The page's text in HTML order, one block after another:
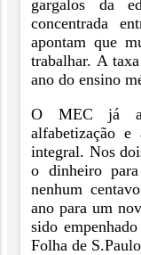
gargalos da
concentrada
apontam que
trabalhar. A
ano do ensino
O MEC já
alfabetização e
integral. Nos
o dinheiro
nenhum
ano para um
sido
Folha de